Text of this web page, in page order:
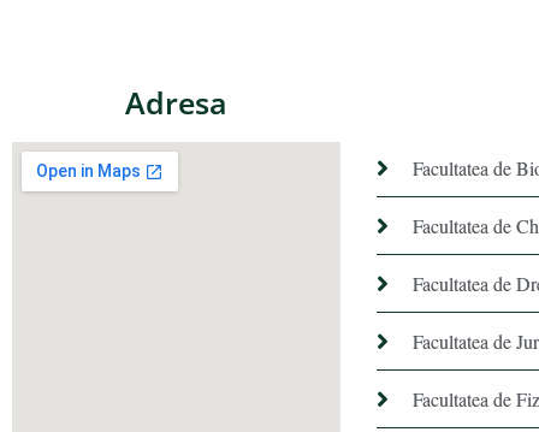
Adresa
Facultatea de
Facultatea de
Facultatea de
Facultatea de
Facultatea de